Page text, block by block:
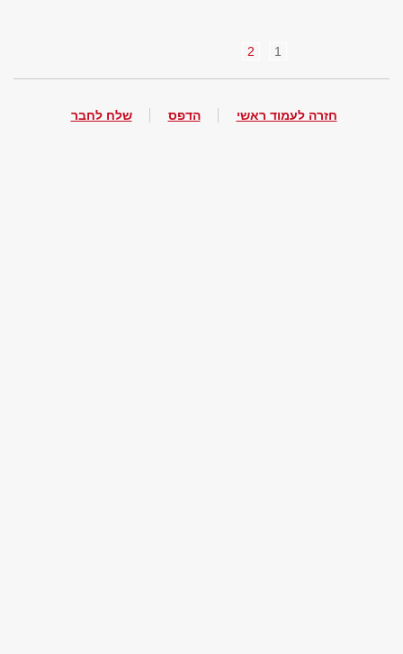
1
2
חזרה לעמוד ראשי הדפס שלח לחבר